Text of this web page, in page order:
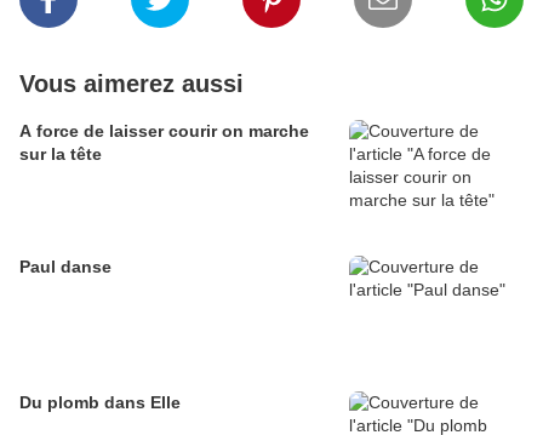
Vous aimerez aussi
A force de laisser courir on marche
sur la tête
Paul danse
Du plomb dans Elle